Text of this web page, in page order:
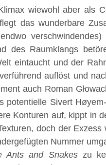
wiewohl aber als
das wunderbare
des Raumklangs
eintaucht und der
auflöst und
auch Roman
potentielle Sivert
Konturen auf, kippt in
doch der
Nummer
Ants and Snakeszu